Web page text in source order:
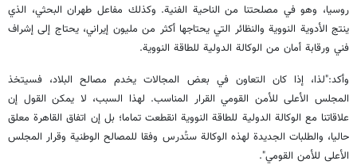
روسيا، وهو في مصلحتنا من الناحية الفنية. وكذلك مفاعل طهران البحثي، الذي
ينتج الأدوية النووية والنظائر التي يحتاجها أكثر من مليون إيراني، يحتاج إلى إشراف
فني ورقابة أمان من الوكالة الدولية للطاقة النووية.
وأكد:"لذا، إذا كان التعاون في بعض المجالات يخدم مصالح البلاد، فسيتخذ
المجلس الأعلى للأمن القومي القرار المناسب. لهذا السبب، لا يمكن القول إن
علاقاتنا مع الوكالة الدولية للطاقة النووية انقطعت تماما؛ بل إن اتفاق القاهرة معلق
حاليا، والطلبات الجديدة لهذه الوكالة ستُدرس وفقا للمصالح الوطنية وقرار المجلس
الأعلى للأمن القومي".